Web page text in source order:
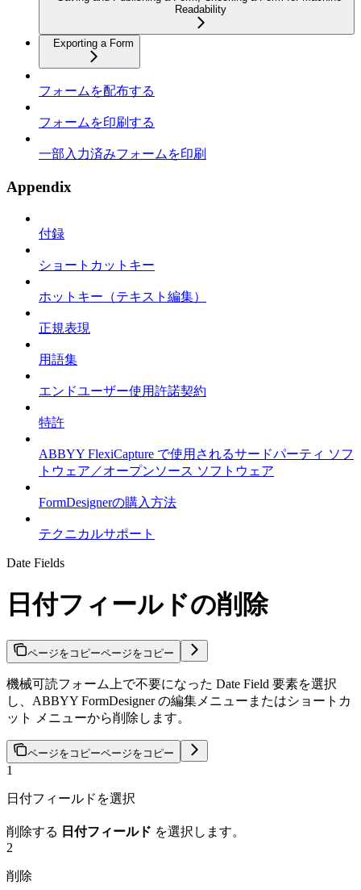
Readability
Exporting a Form
フォームを配布する
フォームを印刷する
一部入力済みフォームを印刷
Appendix
付録
ショートカットキー
ホットキー（テキスト編集）
正規表現
用語集
エンドユーザー使用許諾契約
特許
ABBYY FlexiCapture で使用されるサードパーティ ソフ
トウェア／オープンソース ソフトウェア
FormDesignerの購入方法
テクニカルサポート
Date Fields
日付フィールドの削除
ページをコピーページをコピー
機械可読フォーム上で不要になった Date Field 要素を選択
し、ABBYY FormDesigner の編集メニューまたはショートカ
ット メニューから削除します。
ページをコピーページをコピー
1
日付フィールドを選択
削除する 日付フィールド を選択します。
2
削除